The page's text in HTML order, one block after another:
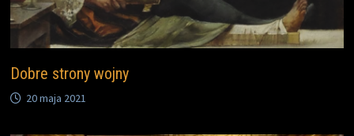
Dobre strony wojny
20 maja 2021